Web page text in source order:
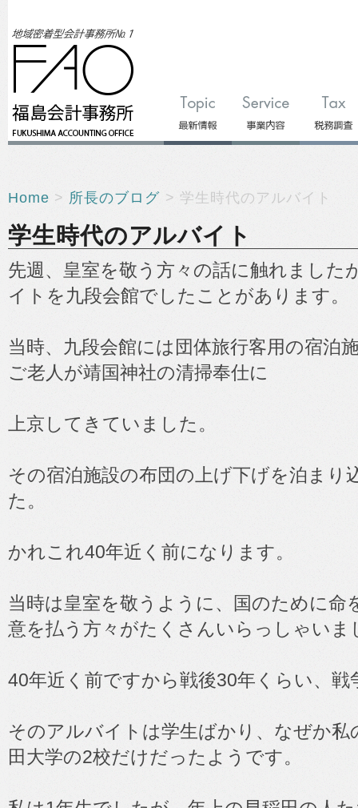
Home > 所長のブログ > 学生時代のアルバイト
学生時代のアルバイト
先週、皇室を敬う方々の話に触れました
イトを九段会館でしたことがあります。
当時、九段会館には団体旅行客用の宿泊
ご老人が靖国神社の清掃奉仕に
上京してきていました。
その宿泊施設の布団の上げ下げを泊ま
た。
かれこれ40年近く前になります。
当時は皇室を敬うように、国のために命
意を払う方々がたくさんいらっしゃいま
40年近く前ですから戦後30年くらい、
そのアルバイトは学生ばかり、なぜか私
田大学の2校だけだったようです。